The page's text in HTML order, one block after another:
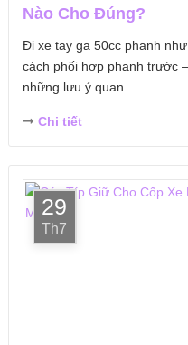
Nào Cho Đúng?
Đi xe tay ga 50cc phanh
cách phối hợp phanh trước
những lưu ý quan...
Chi tiết
29
Th7